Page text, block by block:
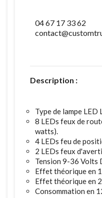
04 67 17 33 62
Description :
Type de lampe LED
8 LEDs feux de
watts).
4 LEDs feu de
2 LEDs feux
Tension 9-36 Volts
Effet théorique en
Effet théorique en
Consommation en